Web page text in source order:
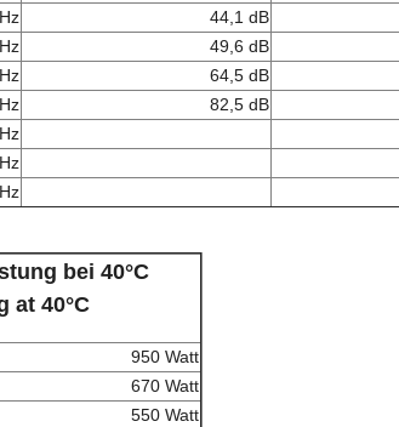
44,1 dB
49,6 dB
64,5 dB
82,5 dB
bei 40°C
at 40°C
950 Watt
670 Watt
550 Watt